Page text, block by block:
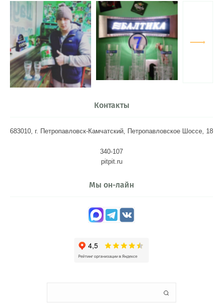
Контакты
683010, г. Петропавловск-Камчатский, Петропавловское Шоссе, 18
340-107
pitpit.ru
Мы он-лайн